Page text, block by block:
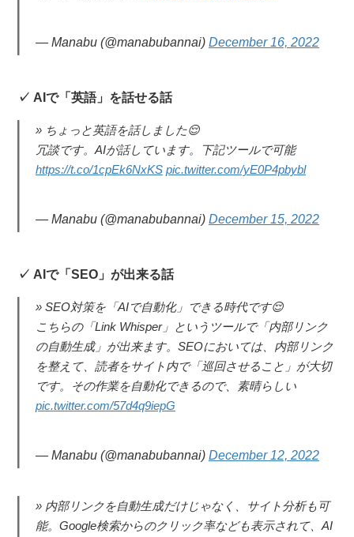
— Manabu (@manabubannai) December 16, 2022
AIで「英語」を話せる話
ちょっと英語を話しました😌
冗談です。AIが話しています。下記ツールで可能
https://t.co/1cpEk6NxKS pic.twitter.com/yE0P4pbybl
— Manabu (@manabubannai) December 15, 2022
AIで「SEO」が出来る話
SEO対策を「AIで自動化」できる時代です😌
こちらの「Link Whisper」というツールで「内部リンク
の自動生成」が出来ます。SEOにおいては、内部リンク
を整えて、読者をサイト内で「巡回させること」が大切
です。その作業を自動化できるので、素晴らしい
pic.twitter.com/57d4q9iepG
— Manabu (@manabubannai) December 12, 2022
内部リンクを自動生成だけじゃなく、サイト分析も可
能。Google検索からのクリック率なども表示されて、AI